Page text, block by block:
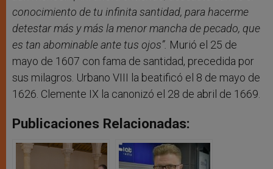
conocimiento de tu infinita santidad, para hacerme
detestar más y más la menor mancha de pecado, que
es tan abominable ante tus ojos”. Murió el 25 de
mayo de 1607 con fama de santidad, precedida por
sus milagros. Urbano VIII la beatificó el 8 de mayo de
1626. Clemente IX la canonizó el 28 de abril de 1669.
Publicaciones Relacionadas: